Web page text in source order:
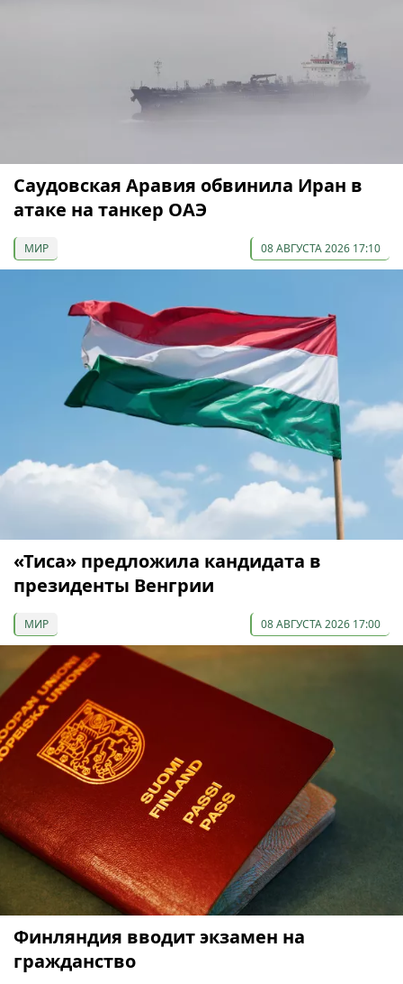
Саудовская Аравия обвинила Иран в
атаке на танкер ОАЭ
МИР 08 АВГУСТА 2026 17:10
«Тиса» предложила кандидата в
президенты Венгрии
МИР 08 АВГУСТА 2026 17:00
Финляндия вводит экзамен на
гражданство